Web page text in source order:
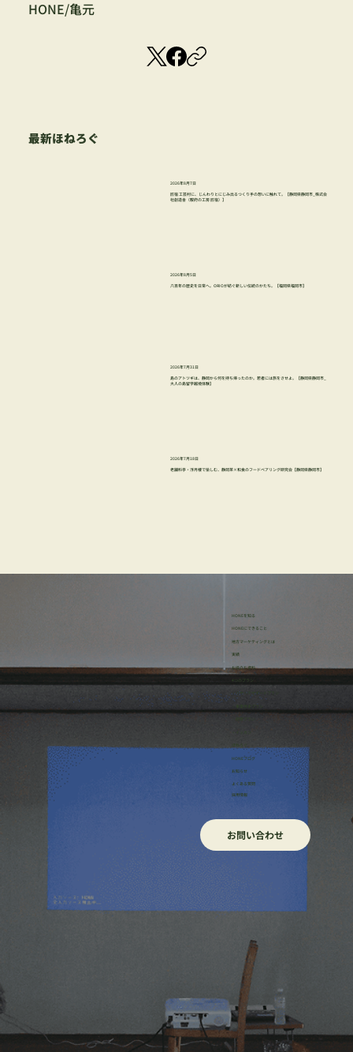
HONE/亀元
最新ほねろぐ
2026年8月7日
匠宿 工芸村に、じんわりとにじみ出るつくり手の想いに触れて。【静岡県静岡市_株式会
社創造舎（駿府の工房 匠宿）】
2026年8月5日
八百年の歴史を日常へ。ORIOが紡ぐ新しい伝統のかたち。【福岡県福岡市】
2026年7月31日
島のアトツギは、静岡から何を持ち帰ったのか。若者には旅をさせよ。【静岡県静岡市_
大人の島留学越境体験】
2026年7月18日
老舗料亭・浮月楼で愉しむ、静岡茶×和食のフードペアリング研究会【静岡県静岡市】
HONEを知る
HONEにできること
地方マーケティングとは
実績
お役立ち資料
・リサーチサポートプラン
・事業伴走プラン
ほねろぐ
HONEブログ
​お知らせ
よくある質問
採用情報
お問い合わせ